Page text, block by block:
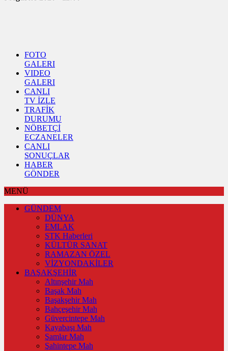
FOTO
GALERI
VIDEO
GALERI
CANLI
TV İZLE
TRAFİK
DURUMU
NÖBETÇİ
ECZANELER
CANLI
SONUÇLAR
HABER
GÖNDER
MENÜ
GÜNDEM
DÜNYA
EMLAK
STK Haberleri
KÜLTÜR SANAT
RAMAZAN ÖZEL
VİZYONDAKİLER
BAŞAKŞEHİR
Altınşehir Mah
Başak Mah
Başakşehir Mah
Bahçeşehir Mah
Güvercintepe Mah
Kayabaşı Mah
Şamlar Mah
Şahintepe Mah